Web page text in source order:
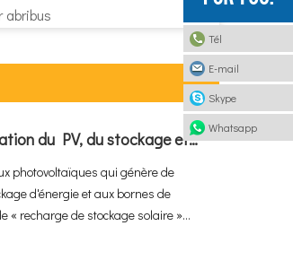
abribus
Qu’est-ce qu’un abri solaire ? Le guide ultime de l'intégration du PV, du stockage et de la recharge des véhicules électriques
photovoltaïques qui génère de
d'énergie et aux bornes de
« recharge de stockage solaire »
en 2025 et que le marché
Tél
E-mail
Skype
Whatsapp